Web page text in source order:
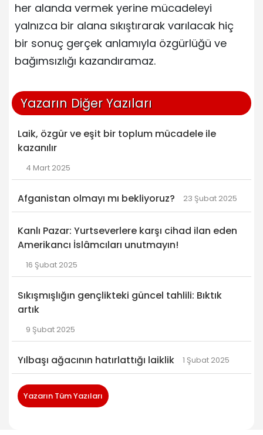
her alanda vermek yerine mücadeleyi
yalnızca bir alana sıkıştırarak varılacak hiç
bir sonuç gerçek anlamıyla özgürlüğü ve
bağımsızlığı kazandıramaz.
Yazarın Diğer Yazıları
Laik, özgür ve eşit bir toplum mücadele ile
kazanılır
4 Mart 2025
Afganistan olmayı mı bekliyoruz? 23 Şubat 2025
Kanlı Pazar: Yurtseverlere karşı cihad ilan eden
Amerikancı İslâmcıları unutmayın!
16 Şubat 2025
Sıkışmışlığın gençlikteki güncel tahlili: Bıktık
artık
9 Şubat 2025
Yılbaşı ağacının hatırlattığı laiklik 1 Şubat 2025
Yazarın Tüm Yazıları